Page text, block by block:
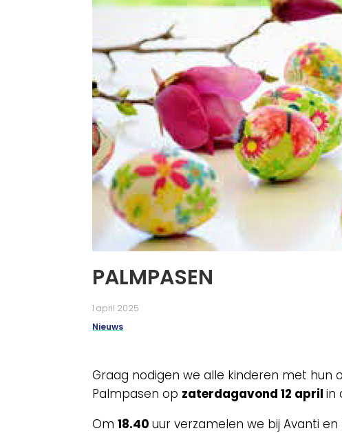
PALMPASEN
1 april 2025
Nieuws
Graag nodigen we alle kinderen met hun
Palmpasen op zaterdagavond 12 aprilin
Om18.40uur verzamelen we bij Avanti